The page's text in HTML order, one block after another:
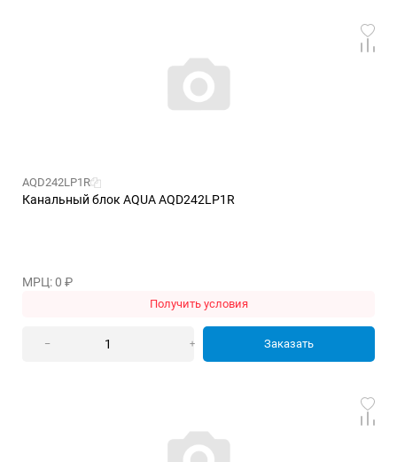
AQD242LP1R
Канальный блок AQUA AQD242LP1R
МРЦ: 0 ₽
Получить условия
– + Заказать